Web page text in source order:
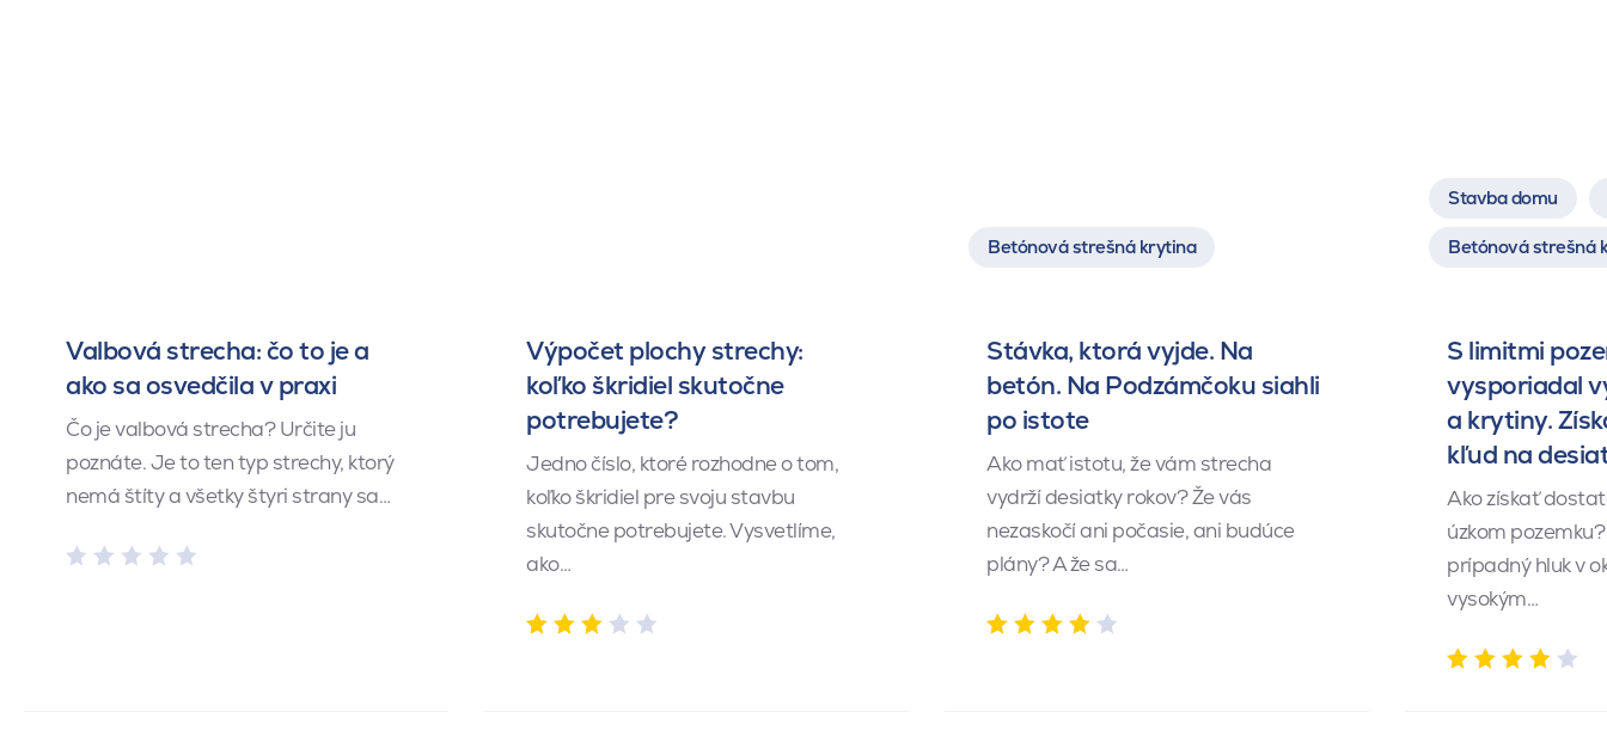
Valbová strecha: čo to je a
ako sa osvedčila v praxi
Čo je valbová strecha? Určite ju
poznáte. Je to ten typ strechy, ktorý
nemá štíty a všetky štyri strany sa…
Výpočet plochy strechy:
koľko škridiel skutočne
potrebujete?
Jedno číslo, ktoré rozhodne o tom,
koľko škridiel pre svoju stavbu
skutočne potrebujete. Vysvetlíme,
ako…
Betónová strešná krytina
Stávka, ktorá vyjde. Na
betón. Na Podzámčoku siahli
po istote
Ako mať istotu, že vám strecha
vydrží desiatky rokov? Že vás
nezaskočí ani počasie, ani budúce
plány? A že sa…
Stavba domu
Betónová strešná
S limitmi
vysporiadal
a krytiny.
kľud na
Ako získať
úzkom
prípadný hluk v
vysokým…